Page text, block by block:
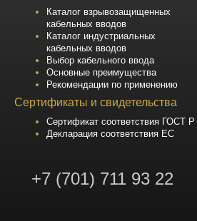
Каталог взрывозащищенных
кабельных вводов
Каталог индустриальных
кабельных вводов
Выбор кабельного ввода
Основные преимущества
Рекомендации по применению
Сертификаты и свидетельства
Сертификат соответствия ГОСТ Р
Декларация соответствия ЕС
+7 (701) 711 93 22